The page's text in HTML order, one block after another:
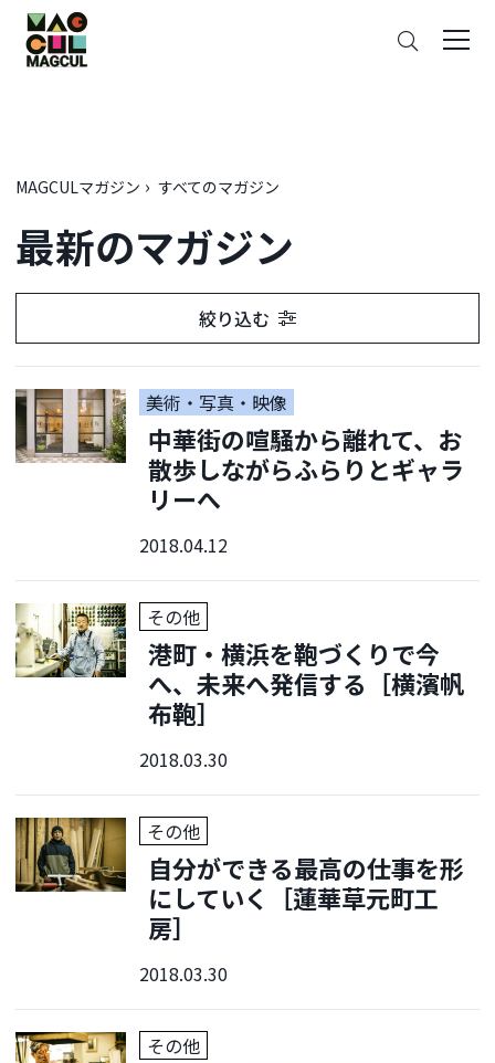
ン
テ
ン
キ
プ
MAGCULマガジン すべてのマガジン
最新のマガジン
絞り込む
美術・写真・映像
中華街の喧騒から離れて、お
散歩しながらふらりとギャラ
リーへ
2018.04.12
その他
港町・横浜を鞄づくりで今
へ、未来へ発信する［横濱帆
布鞄］
2018.03.30
その他
自分ができる最高の仕事を形
にしていく［蓮華草元町工
房］
2018.03.30
その他